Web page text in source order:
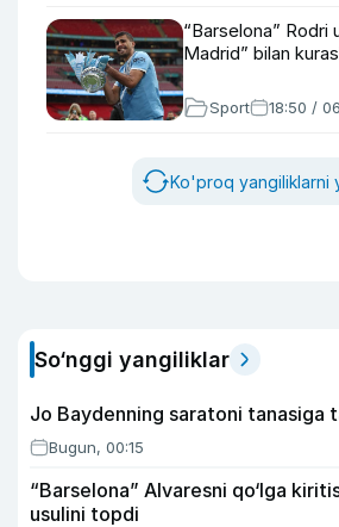
“Barselona” Rodri
Madrid” bilan
Sport 18:50 /
Ko'proq yangiliklarni
So‘nggi yangiliklar
Jo Baydenning saratoni tanasiga
Bugun, 00:15
“Barselona” Alvaresni qo‘lga
usulini topdi